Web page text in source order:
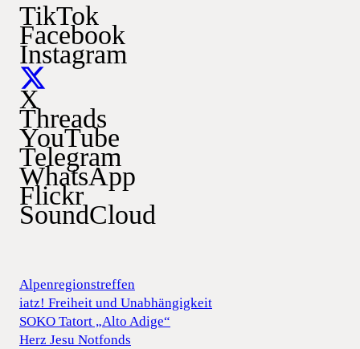
TikTok
Facebook
Instagram
X
Threads
YouTube
Telegram
WhatsApp
Flickr
SoundCloud
Alpenregionstreffen
iatz! Freiheit und Unabhängigkeit
SOKO Tatort „Alto Adige“
Herz Jesu Notfonds